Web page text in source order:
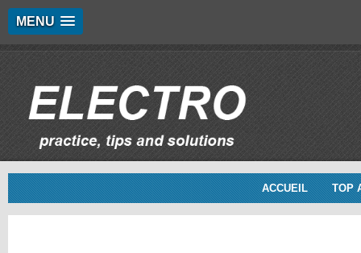
MENU
ACCUEIL TOP